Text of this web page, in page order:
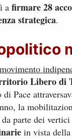
a firmare 28
strategica.
Libero di
Pace
la
da parte dei
in vista